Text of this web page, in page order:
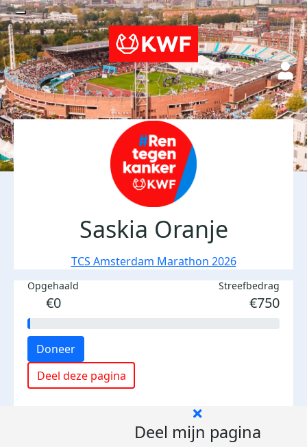
Saskia Oranje
TCS Amsterdam Marathon 2026
Opgehaald
€0
Streefbedrag
€750
Doneer
Deel deze pagina
Deel mijn pagina